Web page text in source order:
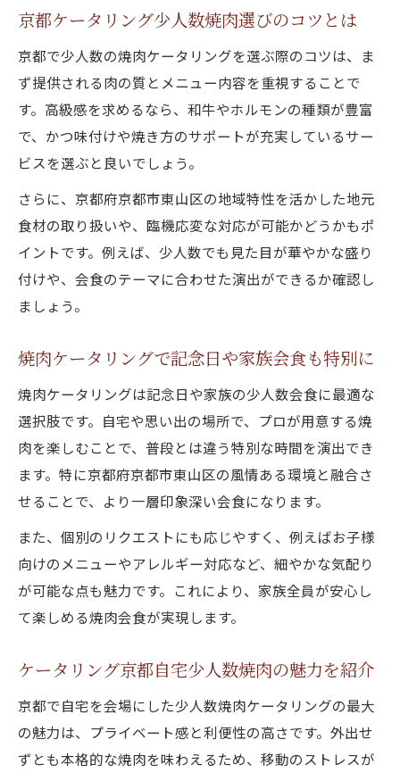
京都ケータリング少人数焼肉選びのコツとは
京都で少人数の焼肉ケータリングを選ぶ際のコツは、ま
ず提供される肉の質とメニュー内容を重視することで
す。高級感を求めるなら、和牛やホルモンの種類が豊富
で、かつ味付けや焼き方のサポートが充実しているサー
ビスを選ぶと良いでしょう。
さらに、京都府京都市東山区の地域特性を活かした地元
食材の取り扱いや、臨機応変な対応が可能かどうかもポ
イントです。例えば、少人数でも見た目が華やかな盛り
付けや、会食のテーマに合わせた演出ができるか確認し
ましょう。
焼肉ケータリングで記念日や家族会食も特別に
焼肉ケータリングは記念日や家族の少人数会食に最適な
選択肢です。自宅や思い出の場所で、プロが用意する焼
肉を楽しむことで、普段とは違う特別な時間を演出でき
ます。特に京都府京都市東山区の風情ある環境と融合さ
せることで、より一層印象深い会食になります。
また、個別のリクエストにも応じやすく、例えばお子様
向けのメニューやアレルギー対応など、細やかな気配り
が可能な点も魅力です。これにより、家族全員が安心し
て楽しめる焼肉会食が実現します。
ケータリング京都自宅少人数焼肉の魅力を紹介
京都で自宅を会場にした少人数焼肉ケータリングの最大
の魅力は、プライベート感と利便性の高さです。外出せ
ずとも本格的な焼肉を味わえるため、移動のストレスが